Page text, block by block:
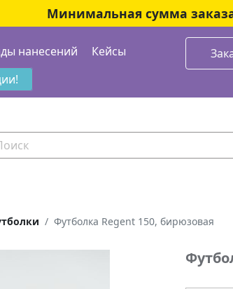
Минимальная сумма заказа
нанесений Кейсы
Футболка Regent 150, бирюзовая